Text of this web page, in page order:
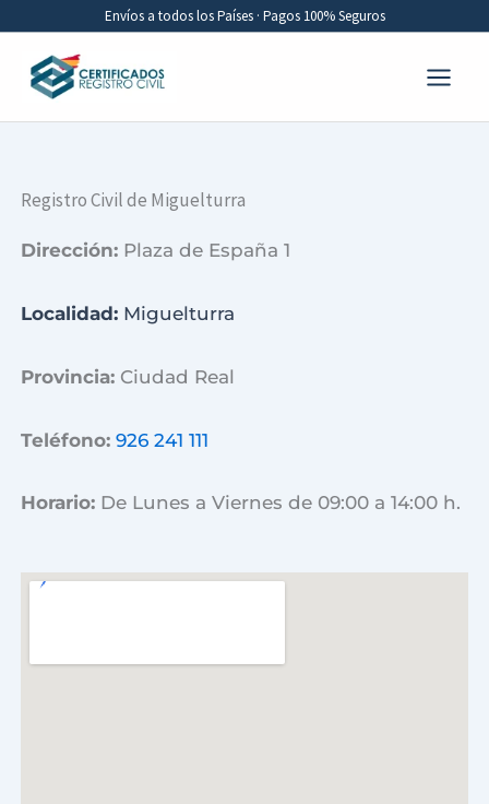
contenido
Envíos a todos los Países · Pagos 100% Seguros
Registro Civil de Miguelturra
Dirección: Plaza de España 1
Localidad: Miguelturra
Provincia: Ciudad Real
Teléfono: 926 241 111
Horario: De Lunes a Viernes de 09:00 a 14:00 h.